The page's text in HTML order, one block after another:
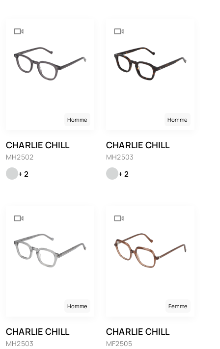
Homme
CHARLIE CHILL
MH2502
+ 2
Homme
CHARLIE CHILL
MH2503
+ 2
Homme
CHARLIE CHILL
MH2503
Femme
CHARLIE CHILL
MF2505